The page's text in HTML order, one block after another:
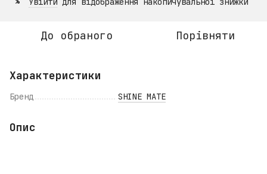
До обраного Порівняти
Характеристики
Бренд SHINE MATE
Опис